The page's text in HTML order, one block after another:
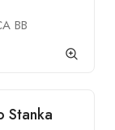
BB
Stanka